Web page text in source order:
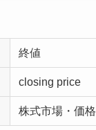
終値
closing price
株式市場・価格